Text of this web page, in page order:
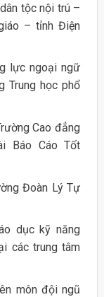
tộc nội trú –
– tỉnh Điện
lực ngoại ngữ
Trung học phổ
Cao đẳng
Báo Cáo Tốt
Đoàn Lý Tự
dục kỹ năng
các trung tâm
môn đội ngũ